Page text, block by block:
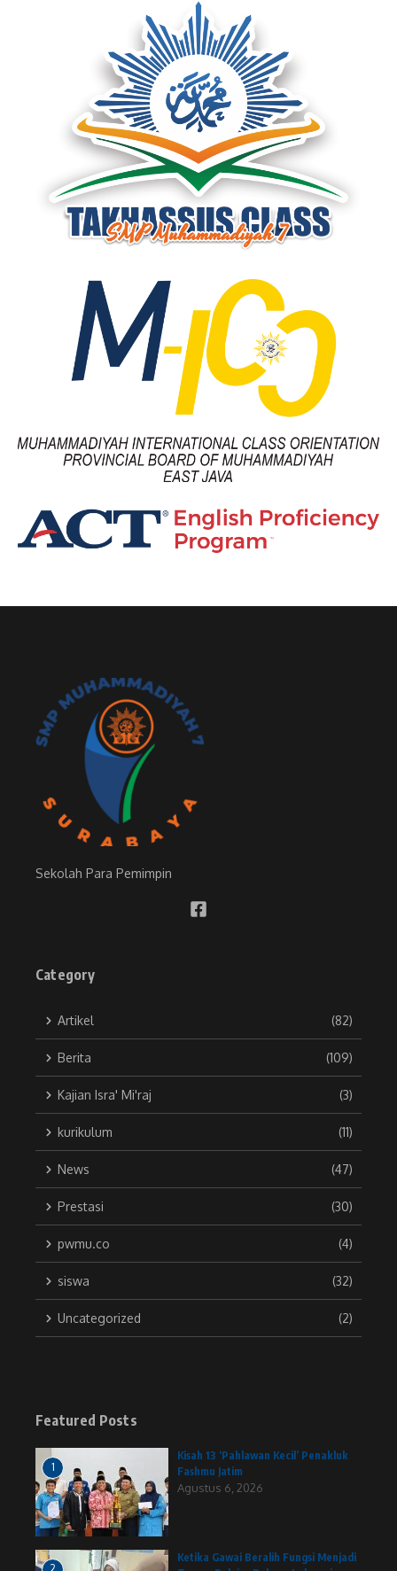
Sekolah Para Pemimpin
Category
Artikel (82)
Berita (109)
Kajian Isra' Mi'raj (3)
kurikulum (11)
News (47)
Prestasi (30)
pwmu.co (4)
siswa (32)
Uncategorized (2)
Featured Posts
1
Kisah 13 ‘Pahlawan Kecil’ Penakluk
Fashmu Jatim
Agustus 6, 2026
Ketika Gawai Beralih Fungsi Menjadi